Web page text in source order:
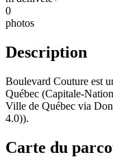
0
photos
Description
Boulevard Couture est
Québec (Capitale-
Ville de Québec via
4.0)).
Carte du